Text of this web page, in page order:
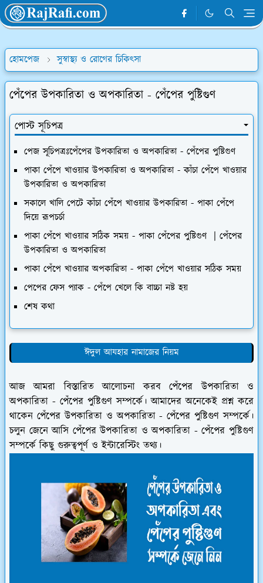
হোমপেজ সুস্বাস্থ্য ও রোগের চিকিৎসা
পেঁপের উপকারিতা ও অপকারিতা - পেঁপের পুষ্টিগুণ
পোস্ট সূচিপত্র
পেজ সূচিপত্রঃপেঁপের উপকারিতা ও অপকারিতা - পেঁপের পুষ্টিগুণ
পাকা পেঁপে খাওয়ার উপকারিতা ও অপকারিতা - কাঁচা পেঁপে খাওয়ার
উপকারিতা ও অপকারিতা
সকালে খালি পেটে কাঁচা পেঁপে খাওয়ার উপকারিতা - পাকা পেঁপে
দিয়ে রূপচর্চা
পাকা পেঁপে খাওয়ার সঠিক সময় - পাকা পেঁপের পুষ্টিগুণ | পেঁপের
উপকারিতা ও অপকারিতা
পাকা পেঁপে খাওয়ার অপকারিতা - পাকা পেঁপে খাওয়ার সঠিক সময়
পেপের ফেস প্যাক - পেঁপে খেলে কি বাচ্চা নষ্ট হয়
শেষ কথা
ঈদুল আযহার নামাজের নিয়ম
আজ আমরা বিস্তারিত আলোচনা করব পেঁপের উপকারিতা ও
অপকারিতা - পেঁপের পুষ্টিগুণ সম্পর্কে। আমাদের অনেকেই প্রশ্ন করে
থাকেন পেঁপের উপকারিতা ও অপকারিতা - পেঁপের পুষ্টিগুণ সম্পর্কে।
চলুন জেনে আসি পেঁপের উপকারিতা ও অপকারিতা - পেঁপের পুষ্টিগুণ
সম্পর্কে কিছু গুরুত্বপূর্ণ ও ইন্টারেস্টিং তথ্য।